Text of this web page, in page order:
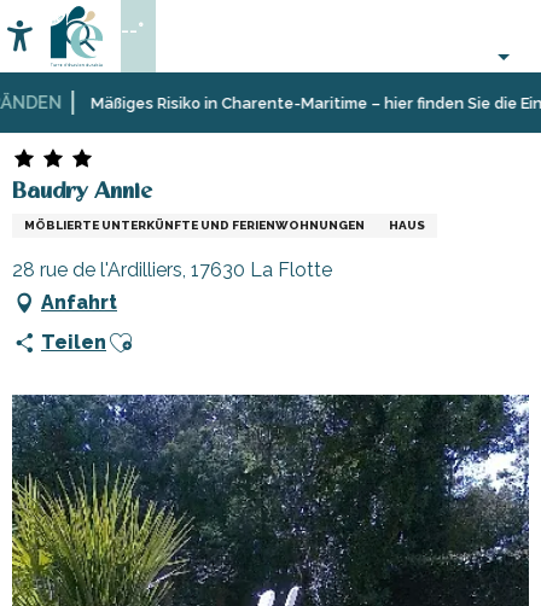
au
contenu
principal Mäßiges Risiko in Charente-Maritime – hier finden Sie die
Accessibilité
Suche
--°
Startseite AufenthaltUnterkünfteFerienunterkünfte
Baudry Annie
Baudry Annie
MÖBLIERTE UNTERKÜNFTE UND FERIENWOHNUNGEN HAUS
28 rue de l'Ardilliers, 17630 La Flotte
Anfahrt
Teilen Ajouter aux favoris